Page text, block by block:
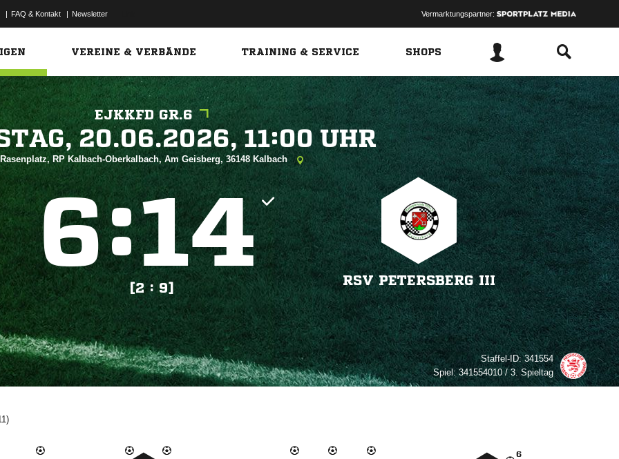
| FAQ & Kontakt | Newsletter Vermarktungspartner:
VEREINE & VERBÄNDE TRAINING & SERVICE SHOPS
EJKKFD GR.6
  
Rasenplatz, RP Kalbach-Oberkalbach, Am Geisberg, 36148 Kalbach
:
[2 : 9]
RSV PETERSBERG III
Staffel-ID:341554
Spiel:341554010 / 3. Spieltag
